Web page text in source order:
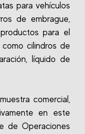
para vehículos
de embrague,
para el
cilindros de
líquido de
comercial,
en este
de Operaciones